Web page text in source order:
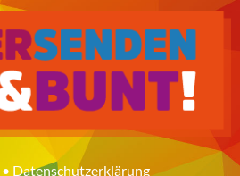
• Datenschutzerklärung